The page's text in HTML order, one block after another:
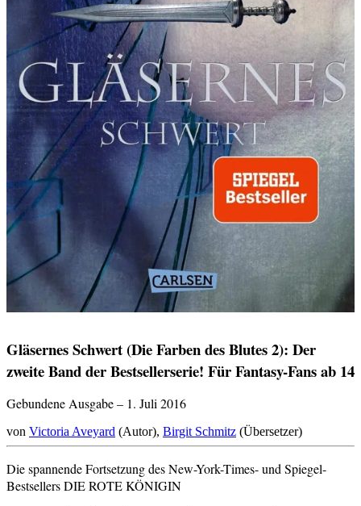
Gläsernes Schwert (Die Farben des Blutes 2): Der
zweite Band der Bestsellerserie! Für Fantasy-Fans ab 14
Gebundene Ausgabe – 1. Juli 2016
von Victoria Aveyard (Autor), Birgit Schmitz (Übersetzer)
Die spannende Fortsetzung des New-York-Times- und Spiegel-
Bestsellers DIE ROTE KÖNIGIN